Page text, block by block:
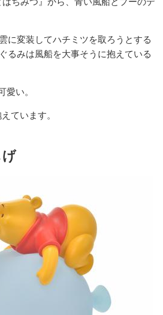
に変装してハチミツを取ろうとする
るみは風船を大事そうに抱えている
い。
ています。
げ